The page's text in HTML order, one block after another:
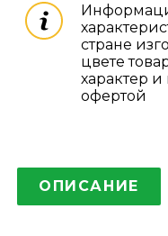
стране
цвете
характер
офертой
ОПИСАНИЕ